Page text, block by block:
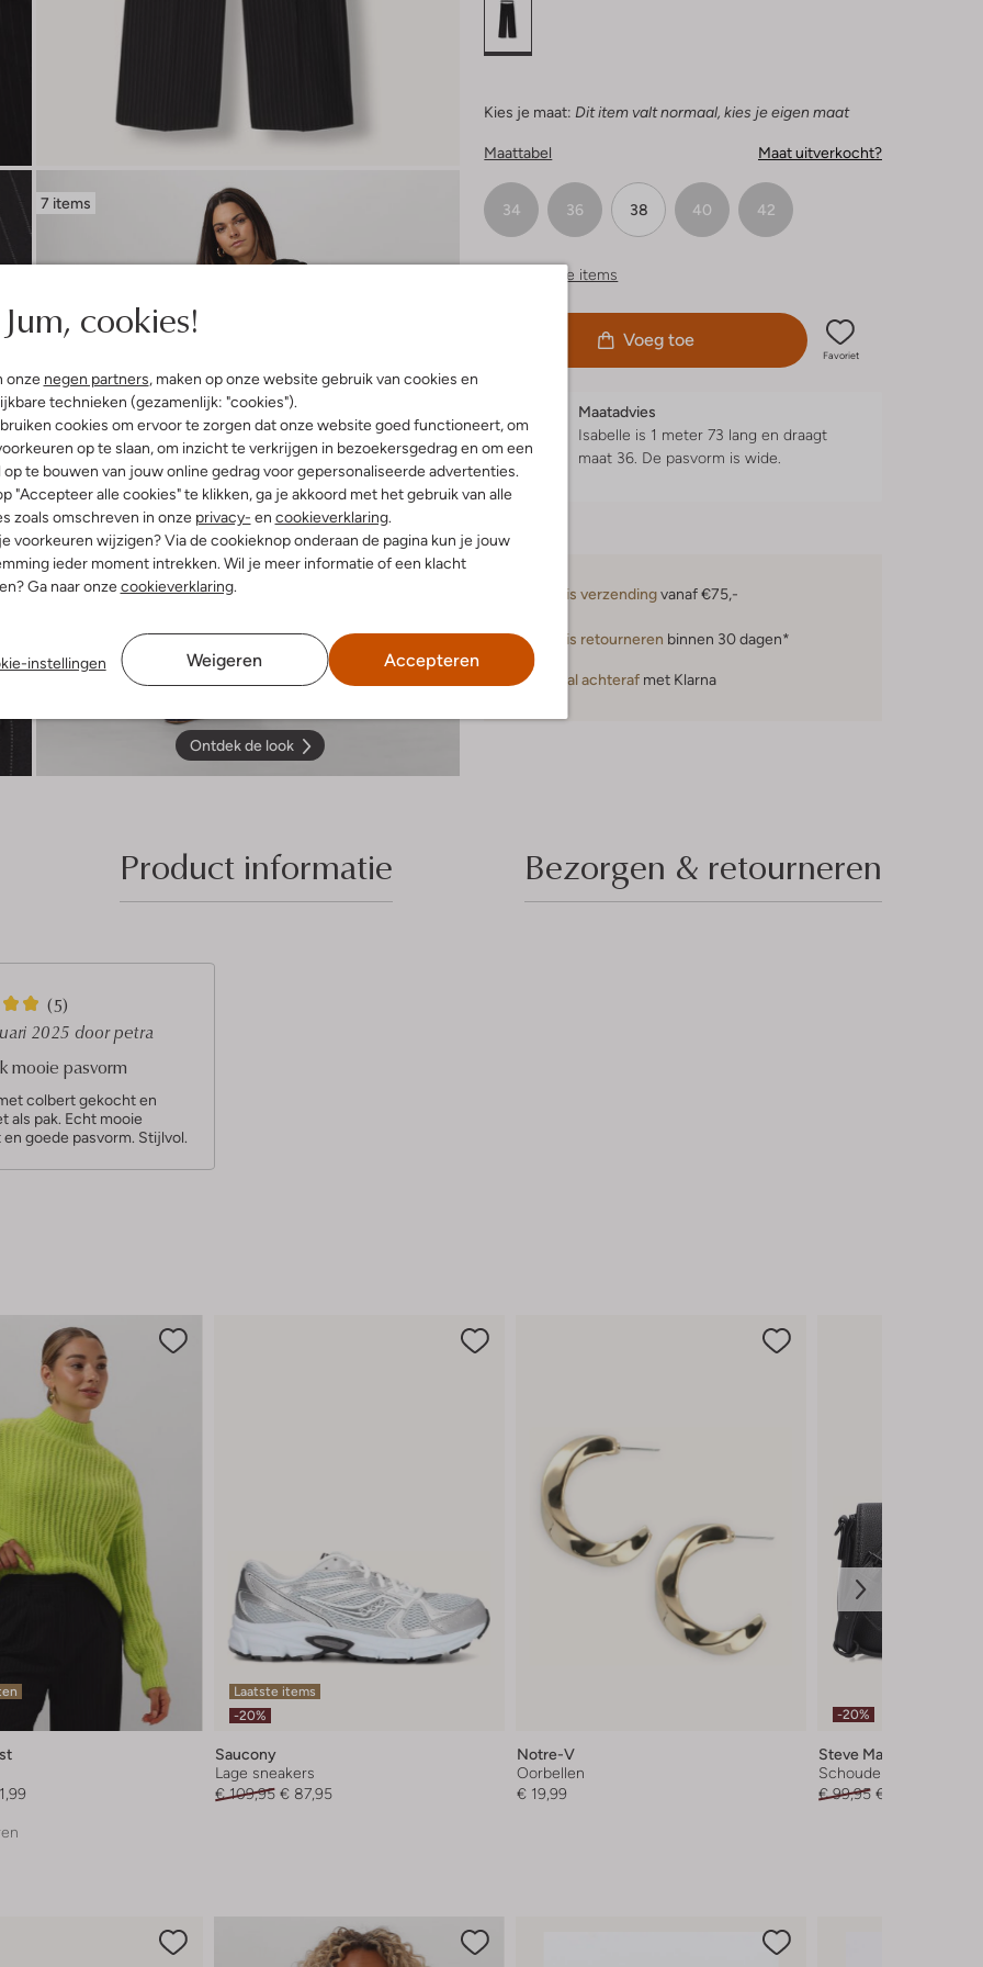
Jum, cookies!
onze negen partners, maken op onze website gebruik van cookies en
technieken (gezamenlijk: "cookies").
cookies om ervoor te zorgen dat onze website goed functioneert, om
op te slaan, om inzicht te verkrijgen in bezoekersgedrag en om een
op te bouwen van jouw online gedrag voor gepersonaliseerde advertenties.
"Accepteer alle cookies" te klikken, ga je akkoord met het gebruik van alle
zoals omschreven in onze privacy- en cookieverklaring.
voorkeuren wijzigen? Via de cookieknop onderaan de pagina kun je jouw
ieder moment intrekken. Wil je meer informatie of een klacht
Ga naar onzecookieverklaring.
instellingen Weigeren Accepteren
7 items
Ontdek de look
Kies je maat: Dit item valt normaal, kies je eigen maat
Maattabel Maat uitverkocht?
34 36 38 40 42
Vergelijkbare items
Voeg toe
Favoriet
Maatadvies
Isabelle is 1 meter 73 lang en draagt
maat 36. De pasvorm iswide.
Gratis verzendingvanaf €75,-
Gratis retourneren binnen 30 dagen*
Betaal achteraf met Klarna
Product informatie Bezorgen & retourneren
(5)
2025 door petra
mooie pasvorm
colbert gekocht en
als pak. Echt mooie
goede pasvorm. Stijlvol.
Laatste items
-20%
Saucony
Lage sneakers
€ 109,95 € 87,95
Notre-V
Oorbellen
€ 19,99
-20%
Steve Madden
Schoudertas
€ 99,95 € 79,99